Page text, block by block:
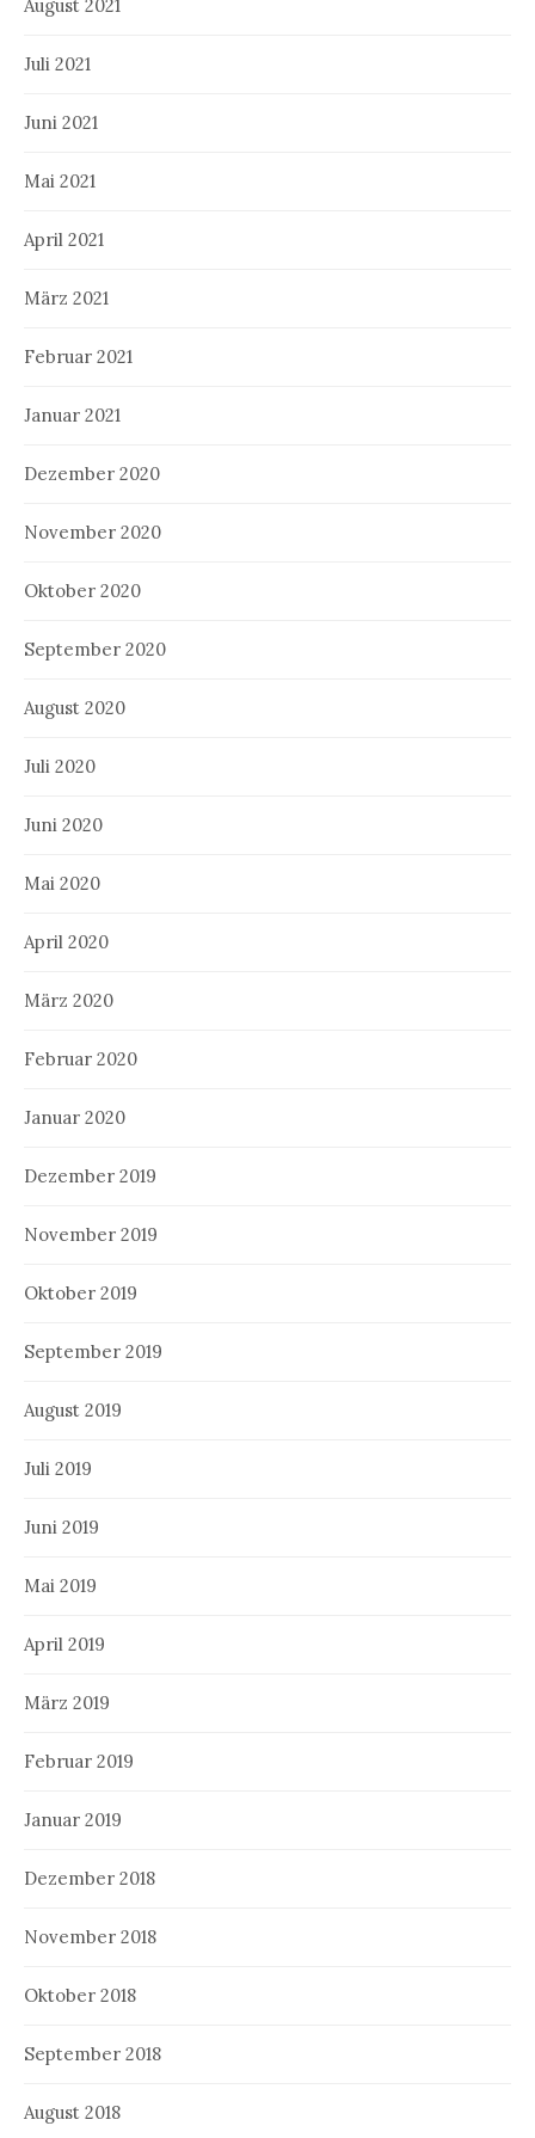
August 2021
Juli 2021
Juni 2021
Mai 2021
April 2021
März 2021
Februar 2021
Januar 2021
Dezember 2020
November 2020
Oktober 2020
September 2020
August 2020
Juli 2020
Juni 2020
Mai 2020
April 2020
März 2020
Februar 2020
Januar 2020
Dezember 2019
November 2019
Oktober 2019
September 2019
August 2019
Juli 2019
Juni 2019
Mai 2019
April 2019
März 2019
Februar 2019
Januar 2019
Dezember 2018
November 2018
Oktober 2018
September 2018
August 2018